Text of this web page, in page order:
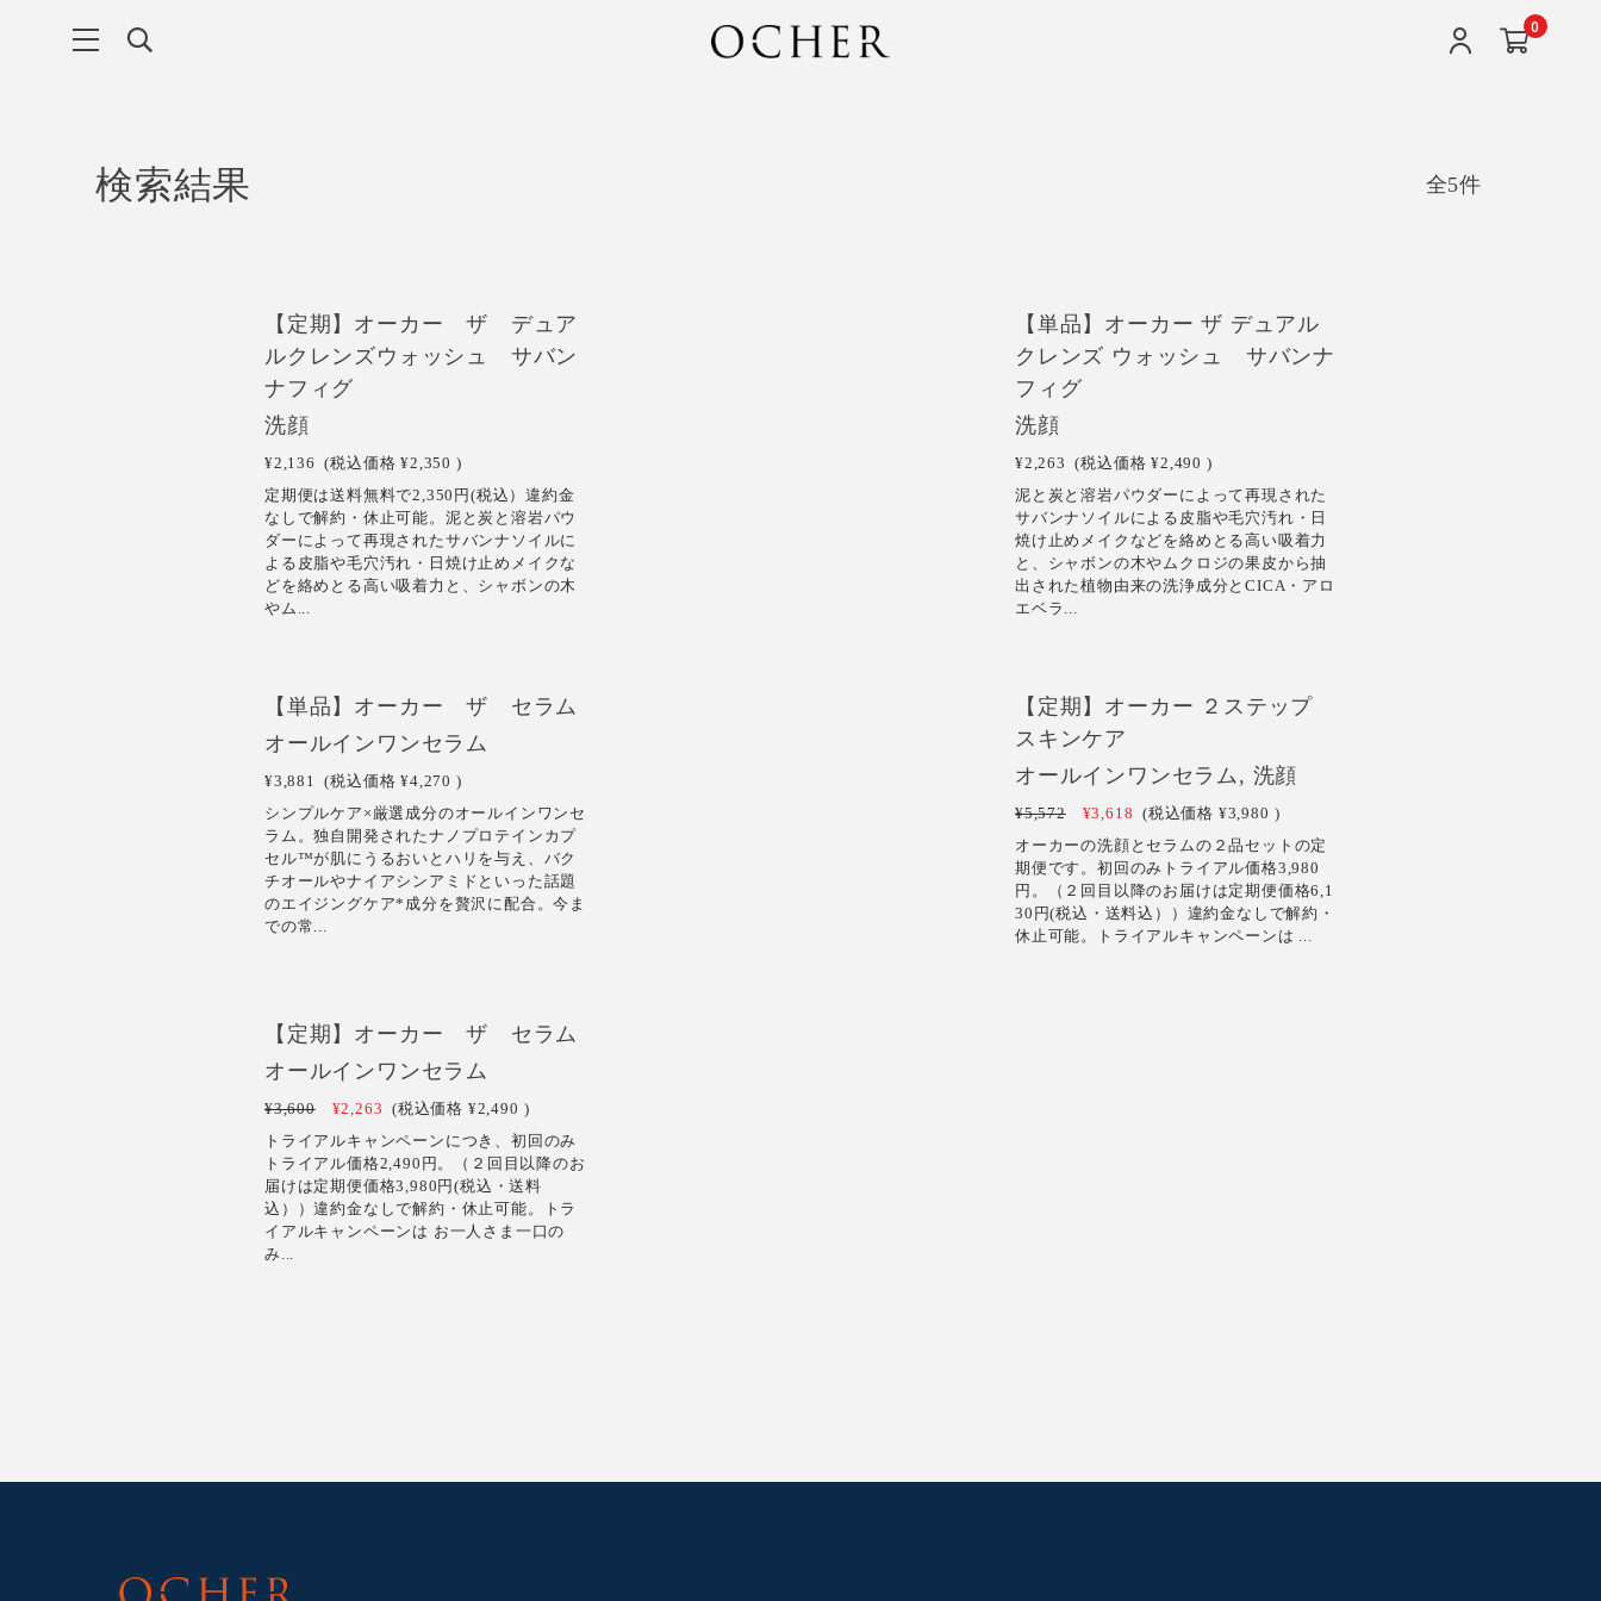
0
検索結果 全5件
NEW
【定期】オーカー ザ デュア
ルクレンズウォッシュ サバン
ナフィグ
洗顔
¥2,136 (税込価格 ¥2,350 )
定期便は送料無料で2,350円(税込）違約金
なしで解約・休止可能。泥と炭と溶岩パウ
ダーによって再現されたサバンナソイルに
よる皮脂や毛穴汚れ・日焼け止めメイクな
どを絡めとる高い吸着力と、シャボンの木
やム...
NEW
【単品】オーカー ザ デュアル
クレンズ ウォッシュ サバンナ
フィグ
洗顔
¥2,263 (税込価格 ¥2,490 )
泥と炭と溶岩パウダーによって再現された
サバンナソイルによる皮脂や毛穴汚れ・日
焼け止めメイクなどを絡めとる高い吸着力
と、シャボンの木やムクロジの果皮から抽
出された植物由来の洗浄成分とCICA・アロ
エベラ...
【単品】オーカー ザ セラム
オールインワンセラム
¥3,881 (税込価格 ¥4,270 )
シンプルケア×厳選成分のオールインワンセ
ラム。独自開発されたナノプロテインカプ
セル™が肌にうるおいとハリを与え、バク
チオールやナイアシンアミドといった話題
のエイジングケア*成分を贅沢に配合。今ま
での常...
【定期】オーカー ２ステップ
スキンケア
オールインワンセラム, 洗顔
¥5,572 ¥3,618 (税込価格 ¥3,980 )
オーカーの洗顔とセラムの２品セットの定
期便です。初回のみトライアル価格3,980
円。（２回目以降のお届けは定期便価格6,1
30円(税込・送料込））違約金なしで解約・
休止可能。トライアルキャンペーンは ...
【定期】オーカー ザ セラム
オールインワンセラム
¥3,600 ¥2,263 (税込価格 ¥2,490 )
トライアルキャンペーンにつき、初回のみ
トライアル価格2,490円。（２回目以降のお
届けは定期便価格3,980円(税込・送料
込））違約金なしで解約・休止可能。トラ
イアルキャンペーンは お一人さま一口の
み...